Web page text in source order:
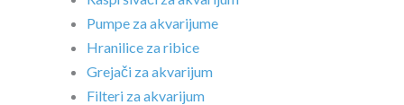
Pumpe za akvarijume
Hranilice za ribice
Grejači za akvarijum
Filteri za akvarijum